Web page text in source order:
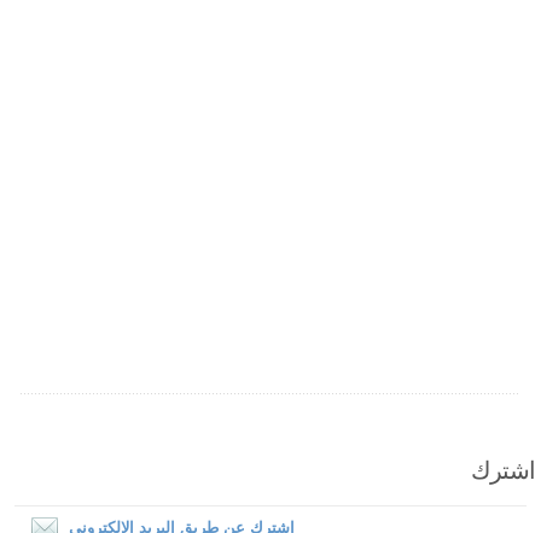
اشترك
اشترك عن طريق البريد الإلكترونى